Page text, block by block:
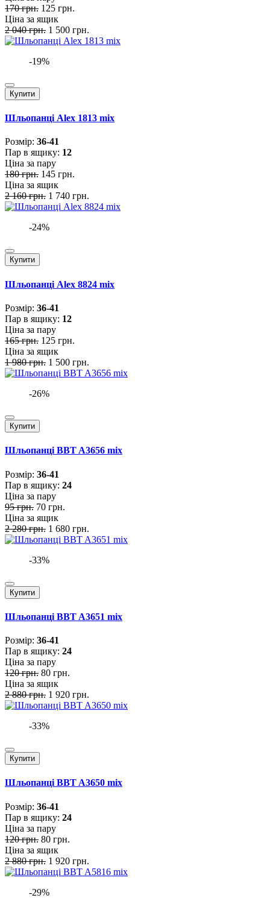
170 грн. 125 грн.
Ціна за ящик
2 040 грн. 1 500 грн.
-19%
Купити
Шльопанці Alex 1813 mix
Розмiр: 36-41
Пар в ящику: 12
Ціна за пару
180 грн. 145 грн.
Ціна за ящик
2 160 грн. 1 740 грн.
-24%
Купити
Шльопанці Alex 8824 mix
Розмiр: 36-41
Пар в ящику: 12
Ціна за пару
165 грн. 125 грн.
Ціна за ящик
1 980 грн. 1 500 грн.
-26%
Купити
Шльопанці BBT A3656 mix
Розмiр: 36-41
Пар в ящику: 24
Ціна за пару
95 грн. 70 грн.
Ціна за ящик
2 280 грн. 1 680 грн.
-33%
Купити
Шльопанці BBT A3651 mix
Розмiр: 36-41
Пар в ящику: 24
Ціна за пару
120 грн. 80 грн.
Ціна за ящик
2 880 грн. 1 920 грн.
-33%
Купити
Шльопанці BBT A3650 mix
Розмiр: 36-41
Пар в ящику: 24
Ціна за пару
120 грн. 80 грн.
Ціна за ящик
2 880 грн. 1 920 грн.
-29%